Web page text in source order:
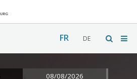
FR DE
08/08/2026